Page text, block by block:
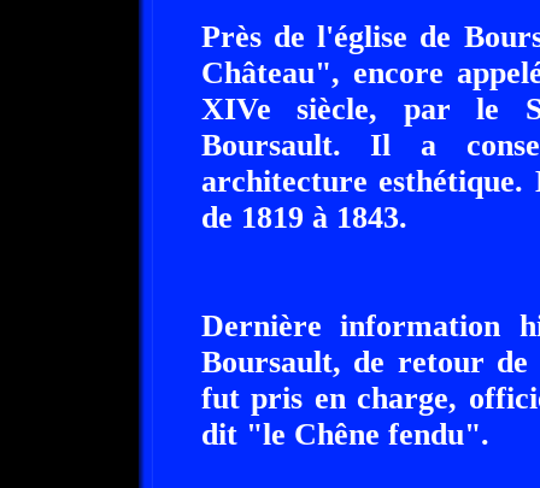
Près de l'église de
Château", encore
XIVe siècle, par le
Boursault. Il a
architecture
de 1819 à 1843.
Dernière information
Boursault, de retour
fut pris en charge,
dit "le Chêne fendu".